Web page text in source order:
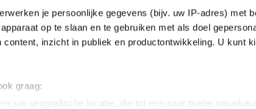
je persoonlijke gegevens (bijv. uw IP-adres) met
op te slaan en te gebruiken met als doel
content, inzicht in publiek en productontwikkeling. U kunt
graag:
uw geografische locatie, die tot een paar meter